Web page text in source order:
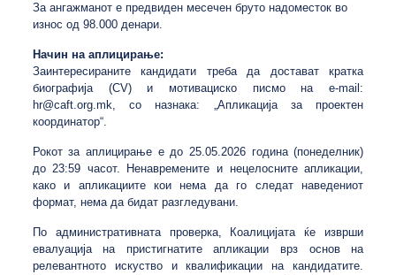
За ангажманот е предвиден месечен бруто надоместок во
износ од 98.000 денари.
Начин на аплицирање:
Заинтересираните кандидати треба да достават кратка
биографија (CV) и мотивациско писмо на e-mail:
hr@caft.org.mk, со назнака: „Апликација за проектен
координатор“.
Рокот за аплицирање е до 25.05.2026 година (понеделник)
до 23:59 часот. Ненавремените и нецелосните апликации,
како и апликациите кои нема да го следат наведениот
формат, нема да бидат разгледувани.
По административната проверка, Коалицијата ќе изврши
евалуација на пристигнатите апликации врз основ на
релевантното искуство и квалификации на кандидатите.